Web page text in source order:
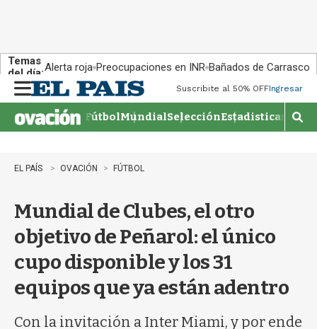
Temas
del día:Alerta roja Preocupaciones en INR Bañados de Carrasco
n
u
Suscribite al 50% OFFIngresar
FútbolMundialSelecciónEstadisticas
M
o
a
EL PAÍS OVACIÓN FÚTBOL
Mundial de Clubes, el otro
objetivo de Peñarol: el único
cupo disponible y los 31
equipos que ya están adentro
Con la invitación a Inter Miami, y por ende